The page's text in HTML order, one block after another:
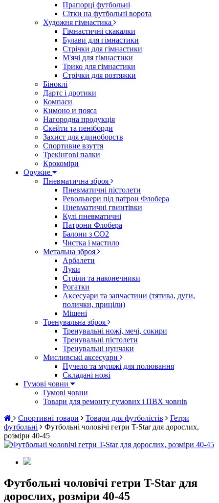
Прапорці футбольні
Сітки на футбольні ворота
Художня гімнастика
Гімнастичні скакалки
Булави для гімнастики
Стрічки для гімнастики
М'ячі для гімнастики
Трико для гімнастики
Стрічки для розтяжки
Біноклі
Дартс і дротики
Компаси
Кимоно и пояса
Нагородна продукція
Скейти та пеніборди
Захист для єдиноборств
Спортивне взуття
Трекінгові палки
Крокоміри
Оружие
Пневматична зброя
Пневматичні пістолети
Револьвери під патрон Флобера
Пневматичні гвинтівки
Кулі пневматичні
Патрони Флобера
Балони з CO2
Чистка і мастило
Метальна зброя
Арбалети
Луки
Стріли та наконечники
Рогатки
Аксесуари та запчастини (тятива, дуги,
полички, приціли)
Мішені
Тренувальна зброя
Тренувальні ножі, мечі, сокири
Тренувальні пістолети
Тренувальні нунчаки
Мисливські аксесуари
Пучело та муляжі для полювання
Складані ножі
Гумові човни
Гумові човни
Товари для ремонту гумових і ПВХ човнів
Спортивні товари
Товари для футболістів
Гетри
футбольні
Футбольні чоловічі гетри T-Star для дорослих,
розміри 40-45
Футбольні чоловічі гетри T-Star для
дорослих, розміри 40-45